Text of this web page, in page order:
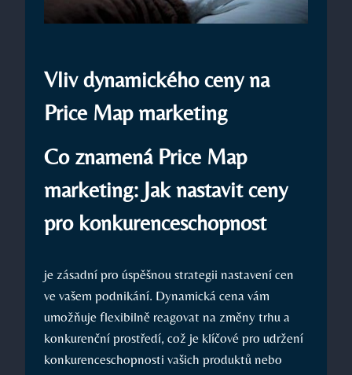
Vliv dynamického ceny na
Price Map marketing
Co znamená Price Map
marketing: Jak nastavit ceny
pro konkurenceschopnost
je zásadní pro úspěšnou strategii nastavení cen
ve vašem podnikání. Dynamická cena vám
umožňuje flexibilně reagovat na změny trhu a
konkurenční prostředí, což je klíčové pro udržení
konkurenceschopnosti vašich produktů nebo